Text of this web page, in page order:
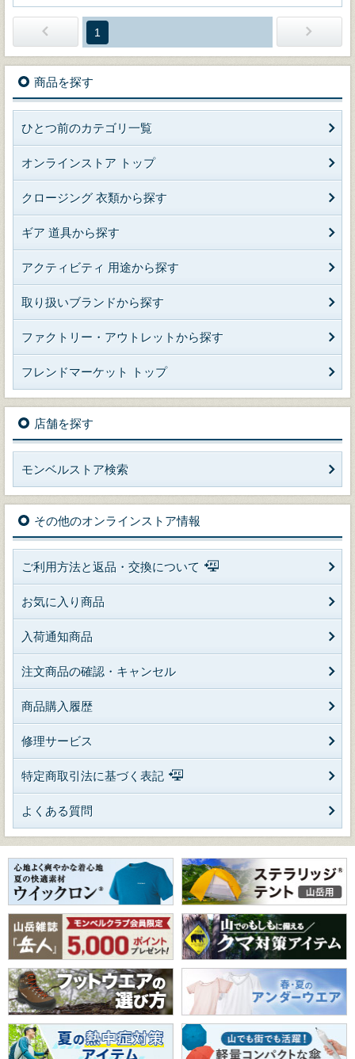
1
商品を探す
ひとつ前のカテゴリ一覧
オンラインストア トップ
クロージング 衣類から探す
ギア 道具から探す
アクティビティ 用途から探す
取り扱いブランドから探す
ファクトリー・アウトレットから探す
フレンドマーケット トップ
店舗を探す
モンベルストア検索
その他のオンラインストア情報
ご利用方法と返品・交換について
お気に入り商品
入荷通知商品
注文商品の確認・キャンセル
商品購入履歴
修理サービス
特定商取引法に基づく表記
よくある質問